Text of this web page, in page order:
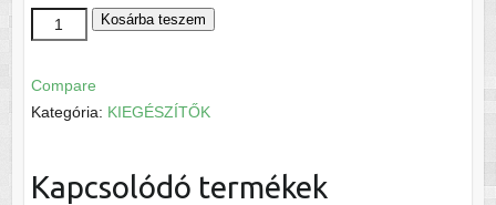
Nike
Performance
Kulacs
anthracite/black
Kosárba teszem
Compare
Kategória: KIEGÉSZÍTŐK
Kapcsolódó termékek